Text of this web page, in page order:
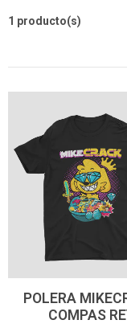
1 producto(s)
POLERA
COMPAS